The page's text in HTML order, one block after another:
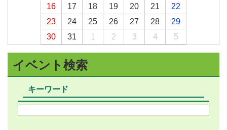
16
17 18 19 20 21
22
23
24 25 26 27 28
29
30
31 1 2 3 4 5
イベント検索
キーワード